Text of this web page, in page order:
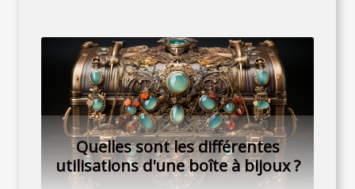
Quelles sont les différentes
utilisations d'une boîte à bijoux ?